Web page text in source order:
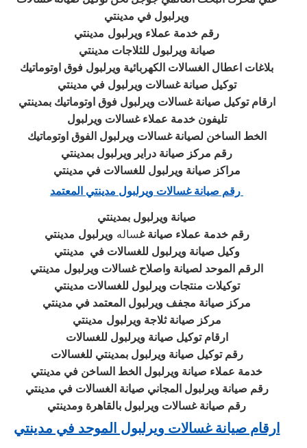
ويرلبول في مدينتي
رقم خدمة عملاء ويرلبول مدينتي
صيانة ويرلبول للثلاجات مدينتي
بلاغات اعطال الغسالات الكهربائية ويرلبول فوق اوتوماتيك
توكيل صيانة غسالات ويرلبول في مدينتي
ارقام توكيل صيانة غسالات ويرلبول فوق اوتوماتيك بمدينتي
تليفون خدمة عملاء غسالات ويرلبول
الخط الساخن لصيانة غسالات ويرلبول الفوق اوتوماتيك
رقم مركز صيانة دراير ويرلبول بمدينتي
مراكز صيانة ويرلبول للغسالات في مدينتي
صيانة ويرلبول بمدينتي
رقم خدمة عملاء صيانة غسالهويرلبول مدينتي
وكيل صيانة ويرلبول للغسالات في مدينتي
الرقم الموحد لصيانة واصلاح غسالات ويرلبول مدينتي
توكيلات منتجات ويرلبول للغسالات مدينتي
مركز صيانة مجفف ويرلبول المعتمد في مدينتي
مركز صيانة ثلاجة ويرلبول مدينتي
ارقام توكيل صيانة ويرلبول للغسالات
رقم توكيل صيانة ويرلبول بمدينتي للغسالات
خدمة عملاء صيانة ويرلبول الخط الساخن في مدينتي
رقم صيانة ويرلبول المجاني صيانة الغسالات في مدينتي
رقم صيانة غسالات ويرلبول بالقاهرة ومدينتي
ارقام صيانة غسالات ويرلبول الموحد في مدينتي